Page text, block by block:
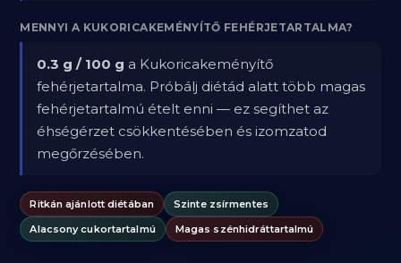
MENNYI A KUKORICAKEMÉNYÍTŐ FEHÉRJETARTALMA?
0.3 g / 100 g a Kukoricakeményítő
fehérjetartalma. Próbálj diétád alatt több magas
fehérjetartalmú ételt enni — ez segíthet az
éhségérzet csökkentésében és izomzatod
megőrzésében.
Ritkán ajánlott diétában
Szinte zsírmentes
Alacsony cukortartalmú
Magas szénhidráttartalmú